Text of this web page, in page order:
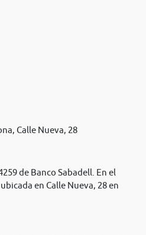
Calle Nueva, 28
de Banco Sabadell. En el
en Calle Nueva, 28 en